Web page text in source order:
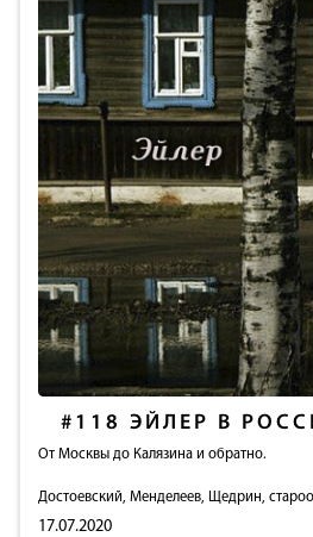
#118 ЭЙЛЕР В
От Москвы до Калязина и обратно.
Достоевский, Менделеев, Щедрин,
17.07.2020